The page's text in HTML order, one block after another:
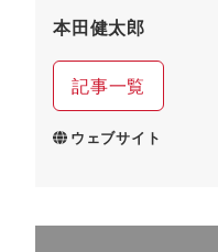
本田健太郎
記事一覧
ウェブサイト